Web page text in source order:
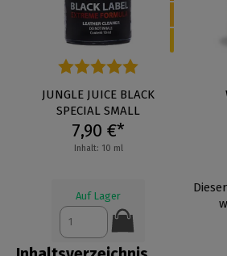
Durchschnittliche Bewertung von
JUNGLE JUICE BLACK
SPECIAL SMALL
7,90 €*
Inhalt: 10 ml
Auf Lager